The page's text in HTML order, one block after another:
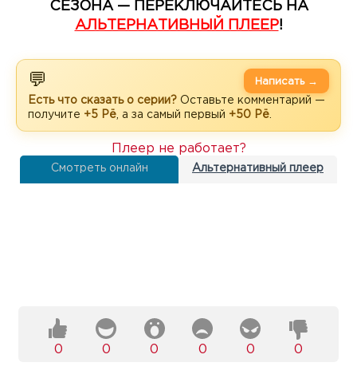
СЕЗОНА — ПЕРЕКЛЮЧАЙТЕСЬ НА
АЛЬТЕРНАТИВНЫЙ ПЛЕЕР!
💬
Есть что сказать о серии? Оставьте комментарий —
получите +5 Рё , а за самый первый +50 Рё
Написать →
Смотреть онлайн Альтернативный плеер
Плеер не работает?
0 0 0 0 0 0